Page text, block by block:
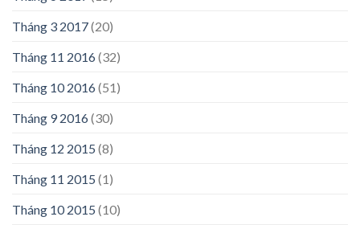
Tháng 3 2017(20)
Tháng 11 2016(32)
Tháng 10 2016(51)
Tháng 9 2016(30)
Tháng 12 2015 (8)
Tháng 11 2015 (1)
Tháng 10 2015 (10)